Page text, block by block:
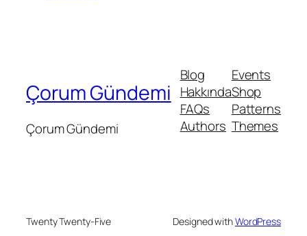
Çorum Gündemi
Çorum Gündemi
Blog
Hakkında
FAQs
Authors
Events
Shop
Patterns
Themes
Twenty Twenty-Five Designed withWordPress